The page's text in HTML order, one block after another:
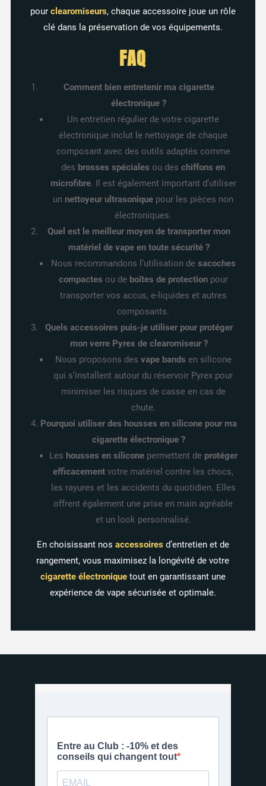
pour clearomiseurs, chaque accessoire joue un rôle
clé dans la préservation de vos équipements.
FAQ
Comment bien entretenir ma cigarette
électronique ?
Un entretien régulier de votre cigarette
électronique inclut le nettoyage de chaque
composant avec des outils adaptés comme
des brosses spéciales ou deschiffons en
microfibre. Il est également important d’utiliser
un nettoyeur ultrasonique pour les pièces non
électroniques.
Quel est le meilleur moyen de transporter mon
matériel de vape en toute sécurité ?
Nous recommandons l’utilisation de sacoches
compactes ou de boîtes de protectionpour
transporter vos accus, e-liquides et autres
composants.
Quels accessoires puis-je utiliser pour protéger
mon verre Pyrex de clearomiseur ?
Nous proposons des vape bands en silicone
qui s’installent autour du réservoir Pyrex pour
minimiser les risques de casse en cas de
chute.
Pourquoi utiliser des housses en silicone pour ma
cigarette électronique ?
Les housses en siliconepermettent de protéger
efficacement votre matériel contre les chocs,
les rayures et les accidents du quotidien. Elles
offrent également une prise en main agréable
et un look personnalisé.
En choisissant nos accessoiresd’entretien et de
rangement, vous maximisez la longévité de votre
cigarette électroniquetout en garantissant une
expérience de vape sécurisée et optimale.